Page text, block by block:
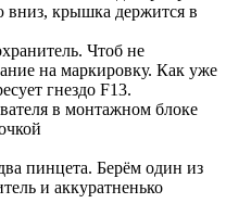
вниз, крышка держится в
Чтоб не
на маркировку. Как уже
гнездо F13.
пинцета. Берём один из
и аккуратненько